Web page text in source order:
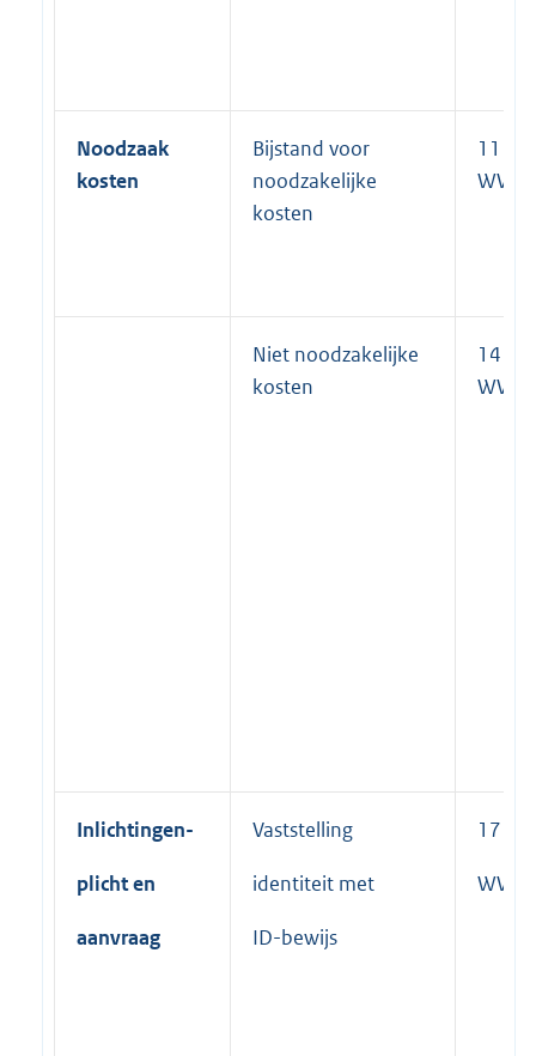
Noodzaak
kosten
Bijstand voor
noodzakelijke
kosten
11 lid
WWB
Niet noodzakelijke
kosten
14
WWB
Inlichtingen-
plicht en
aanvraag
Vaststelling
identiteit met
ID-bewijs
17 lid
WWB